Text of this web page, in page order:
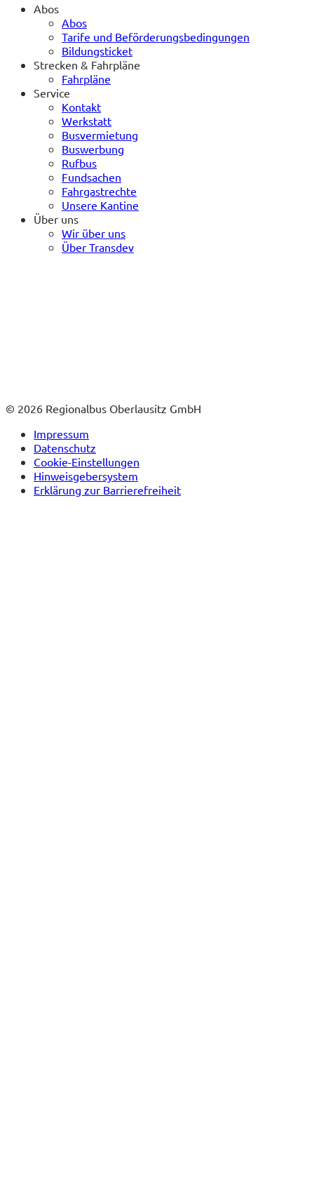
Abos
Abos
Tarife und Beförderungsbedingungen
Bildungsticket
Strecken & Fahrpläne
Fahrpläne
Service
Kontakt
Werkstatt
Busvermietung
Buswerbung
Rufbus
Fundsachen
Fahrgastrechte
Unsere Kantine
Über uns
Wir über uns
Über Transdev
© 2026 Regionalbus Oberlausitz GmbH
Impressum
Datenschutz
Cookie-Einstellungen
Hinweisgebersystem
Erklärung zur Barrierefreiheit